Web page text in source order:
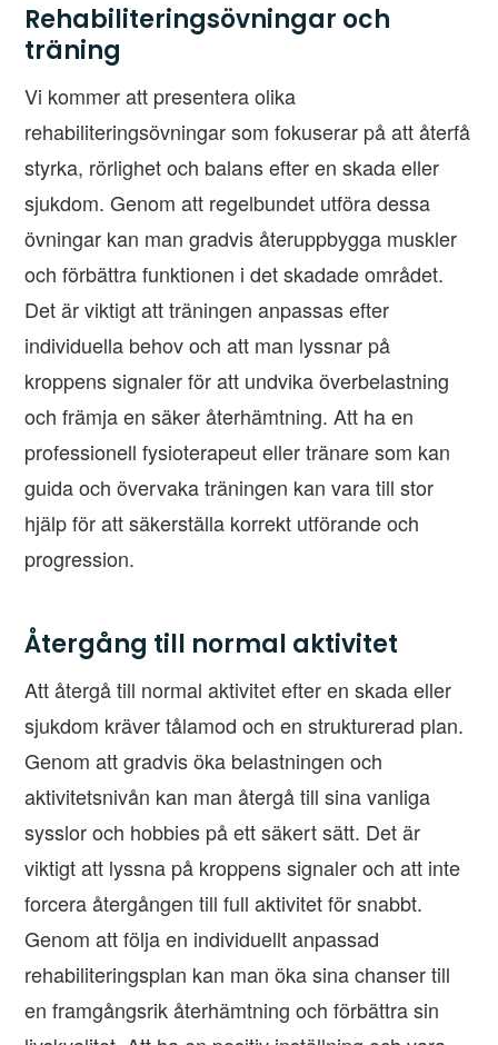
Rehabiliteringsövningar och
träning
Vi kommer att presentera olika
rehabiliteringsövningar som fokuserar på att återfå
styrka, rörlighet och balans efter en skada eller
sjukdom. Genom att regelbundet utföra dessa
övningar kan man gradvis återuppbygga muskler
och förbättra funktionen i det skadade området.
Det är viktigt att träningen anpassas efter
individuella behov och att man lyssnar på
kroppens signaler för att undvika överbelastning
och främja en säker återhämtning. Att ha en
professionell fysioterapeut eller tränare som kan
guida och övervaka träningen kan vara till stor
hjälp för att säkerställa korrekt utförande och
progression.
Återgång till normal aktivitet
Att återgå till normal aktivitet efter en skada eller
sjukdom kräver tålamod och en strukturerad plan.
Genom att gradvis öka belastningen och
aktivitetsnivån kan man återgå till sina vanliga
sysslor och hobbies på ett säkert sätt. Det är
viktigt att lyssna på kroppens signaler och att inte
forcera återgången till full aktivitet för snabbt.
Genom att följa en individuellt anpassad
rehabiliteringsplan kan man öka sina chanser till
en framgångsrik återhämtning och förbättra sin